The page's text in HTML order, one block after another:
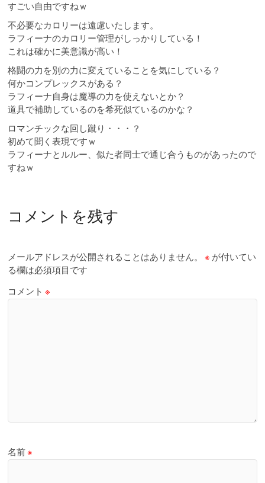
すごい自由ですねｗ
不必要なカロリーは遠慮いたします。
ラフィーナのカロリー管理がしっかりしている！
これは確かに美意識が高い！
格闘の力を別の力に変えていることを気にしている？
何かコンプレックスがある？
ラフィーナ自身は魔導の力を使えないとか？
道具で補助しているのを希死似ているのかな？
ロマンチックな回し蹴り・・・？
初めて聞く表現ですｗ
ラフィーナとルルー、似た者同士で通じ合うものがあったので
すねｗ
コメントを残す
メールアドレスが公開されることはありません。 ※ が付いてい
る欄は必須項目です
コメント※
名前※